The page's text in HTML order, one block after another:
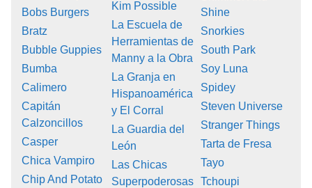
Bobs Burgers
Bratz
Bubble Guppies
Bumba
Calimero
Capitán
Calzoncillos
Casper
Chica Vampiro
Chip And Potato
Kim Possible
La Escuela de
Herramientas de
Manny a la Obra
La Granja en
Hispanoamérica
y El Corral
La Guardia del
León
Las Chicas
Superpoderosas
Shine
Snorkies
South Park
Soy Luna
Spidey
Steven Universe
Stranger Things
Tarta de Fresa
Tayo
Tchoupi